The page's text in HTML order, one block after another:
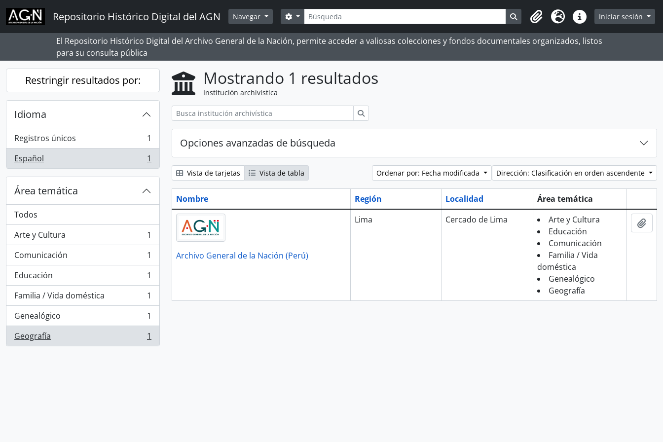
Skip to main content
Repositorio Histórico Digital del AGN Navegar Búsqueda
Search options Search in browse page
Portapapeles
Idioma Enlaces rápidos
Iniciar sesión
El Repositorio Histórico Digital del Archivo General de la Nación, permite acceder a valiosas colecciones y fondos documentales organizados, listos
para su consulta pública
Restringir resultados por:
Idioma
Registros únicos
, 1 resultados
1
Español
, 1 resultados 1
Área temática
Todos
Arte y Cultura
, 1 resultados
1
Comunicación
, 1 resultados
1
Educación
, 1 resultados
1
Familia / Vida doméstica
, 1 resultados
1
Genealógico
, 1 resultados
1
Geografía
, 1 resultados 1
Mostrando 1 resultados
Institución archivística
Opciones avanzadas de búsqueda
Vista de tarjetas Vista de tabla Ordenar por: Fecha modificada Dirección: Clasificación en orden ascendente
Nombre Región Localidad
Área temática
Archivo General de la Nación (Perú)
Lima Cercado de Lima
Arte y Cultura
Educación
Comunicación
Familia / Vida
doméstica
Genealógico
Geografía